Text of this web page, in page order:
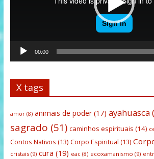
00:00
X tags
amor(8) animais de poder(17) ayahuasca
sagrado (51) caminhos espirituais (14)
Contos Nativos (13) Corpo Espiritual (13)
cristais(9) cura (19) eac(8) ecoxamanismo (9)